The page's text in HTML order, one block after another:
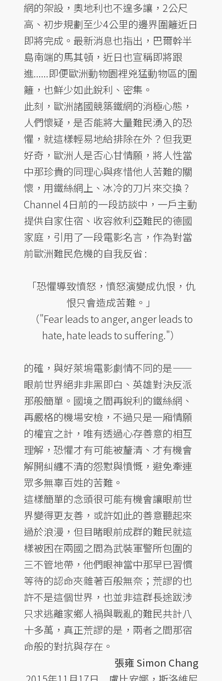
網的架設，奧地利也不遑多讓，2公尺
高、初步規劃至少4公里的邊界圍籬近日
即將完成。最新消息也指出，巴爾幹半
島南端的馬其頓，近日也宣稱即將跟
進......即便歐洲動物園裡兇猛動物區的圍
籬，也鮮少如此銳利、密集。
此刻，歐洲諸國競築鐵網的消極心態，
人們懷疑，是否能將大量難民湧入的恐
懼，就這樣輕易地給排除在外？但我更
好奇，歐洲人是否心甘情願，將人性當
中那珍貴的同理心與疼惜他人苦難的關
懷，用鐵絲網上、冰冷的刀片來交換 ?
Channel 4日前的一段訪談中，一戶主動
提供自家住宿、收容敘利亞難民的德國
家庭，引用了一段電影名言，作為對當
前歐洲難民危機的自我反省 :
「恐懼導致憤怒，憤怒演變成仇恨，仇
恨只會造成苦難。」
（"Fear leads to anger, anger leads to
hate, hate leads to suffering."）
的確，與好萊塢電影劇情不同的是——
眼前世界絕非非黑即白、英雄對決反派
那般簡單。國境之間再銳利的鐵絲網、
再嚴格的機場安檢，不過只是一廂情願
的權宜之計，唯有透過心存善意的相互
理解，恐懼才有可能被釐清、才有機會
解開糾纏不清的怨懟與憤慨，避免牽連
眾多無辜百姓的苦難。
這樣簡單的念頭很可能有機會讓眼前世
界變得更友善，或許如此的善意聽起來
過於浪漫，但目睹眼前成群的難民就這
樣被困在兩國之間為武裝軍警所包圍的
三不管地帶，他們眼神當中那早已習慣
等待的認命夾雜著百般無奈；荒謬的也
許不是這個世界，也並非這群長途跋涉
只求逃離家鄉人禍與戰亂的難民共計八
十多萬，真正荒謬的是，兩者之間那宿
命般的對抗與存在。
張雍 Simon Chang